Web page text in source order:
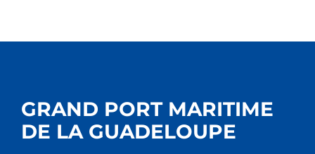
GRAND PORT MARITIME
DE LA GUADELOUPE